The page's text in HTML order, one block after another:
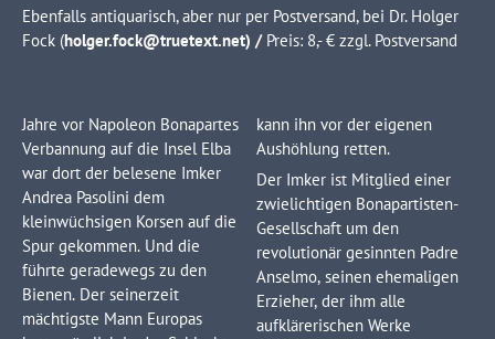
Ebenfalls antiquarisch, aber nur per Postversand, bei Dr. Holger
Fock (holger.fock@truetext.net) / Preis: 8,- € zzgl. Postversand
Jahre vor Napoleon Bonapartes
Verbannung auf die Insel Elba
war dort der belesene Imker
Andrea Pasolini dem
kleinwüchsigen Korsen auf die
Spur gekommen. Und die
führte geradewegs zu den
Bienen. Der seinerzeit
mächtigste Mann Europas
kann ihn vor der eigenen
Aushöhlung retten.
Der Imker ist Mitglied einer
zwielichtigen Bonapartisten-
Gesellschaft um den
revolutionär gesinnten Padre
Anselmo, seinen ehemaligen
Erzieher, der ihm alle
aufklärerischen Werke